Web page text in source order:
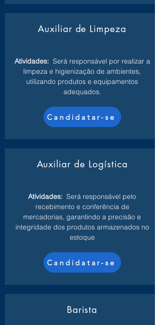
Auxiliar de Limpeza
Atividades: Será responsável por realizar a
limpeza e higienização de ambientes,
utilizando produtos e equipamentos
adequados.
Candidatar-se
Auxiliar de Logística
Atividades: Será responsável pelo
recebimento e conferência de
mercadorias, garantindo a precisão e
integridade dos produtos armazenados no
estoque
Candidatar-se
Barista